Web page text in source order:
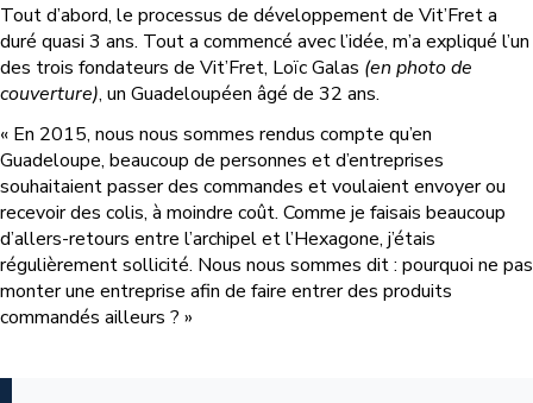
Tout d’abord, le processus de développement de Vit’Fret a
duré quasi 3 ans. Tout a commencé avec l’idée, m’a expliqué l’un
des trois fondateurs de Vit’Fret, Loïc Galas (en photo de
couverture), un Guadeloupéen âgé de 32 ans.
« En 2015, nous nous sommes rendus compte qu’en
Guadeloupe, beaucoup de personnes et d’entreprises
souhaitaient passer des commandes et voulaient envoyer ou
recevoir des colis, à moindre coût. Comme je faisais beaucoup
d’allers-retours entre l’archipel et l’Hexagone, j’étais
régulièrement sollicité. Nous nous sommes dit : pourquoi ne pas
monter une entreprise afin de faire entrer des produits
commandés ailleurs ? »